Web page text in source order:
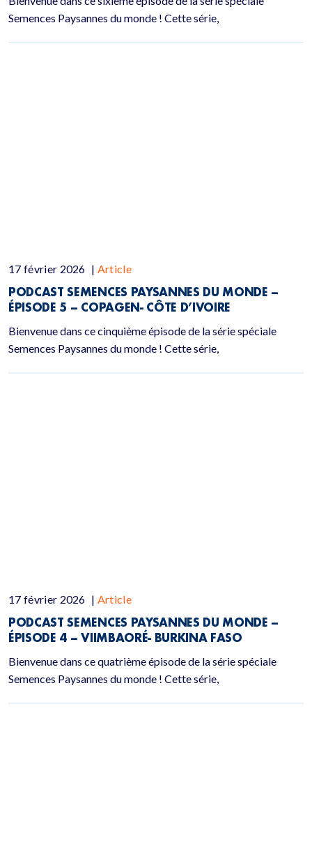
Semences Paysannes du monde ! Cette série,
17 février 2026 | Article
PODCAST SEMENCES PAYSANNES DU MONDE –
ÉPISODE 5 – COPAGEN- CÔTE D’IVOIRE
Bienvenue dans ce cinquième épisode de la série spéciale
Semences Paysannes du monde ! Cette série,
17 février 2026 | Article
PODCAST SEMENCES PAYSANNES DU MONDE –
ÉPISODE 4 – VIIMBAORÉ- BURKINA FASO
Bienvenue dans ce quatrième épisode de la série spéciale
Semences Paysannes du monde ! Cette série,